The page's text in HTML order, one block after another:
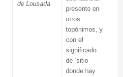
de Lousada
presente en
otros
topónimos, y
con el
significado
de ‘sitio
donde hay